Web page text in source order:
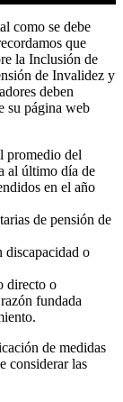
como se debe
que
la Inclusión de
de Invalidez y
deben
su página web
promedio del
al último día de
en el año
de pensión de
discapacidad o
directo o
fundada
de medidas
considerar las